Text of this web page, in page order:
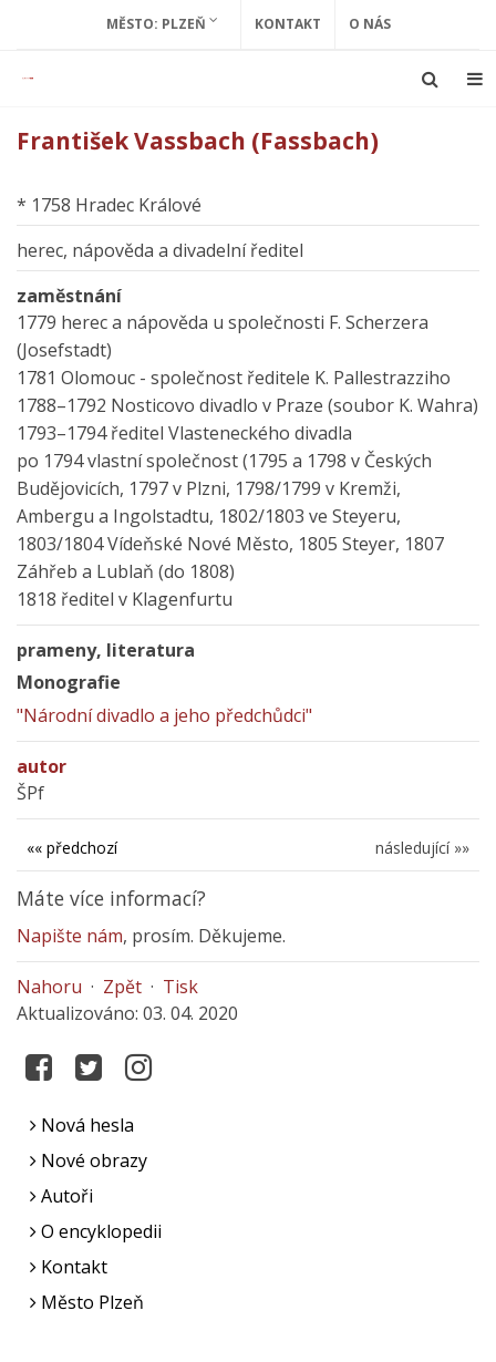
MĚSTO: PLZEŇ KONTAKT O NÁS
František Vassbach (Fassbach)
* 1758 Hradec Králové
herec, nápověda a divadelní ředitel
zaměstnání
1779 herec a nápověda u společnosti F. Scherzera
(Josefstadt)
1781 Olomouc - společnost ředitele K. Pallestrazziho
1788–1792 Nosticovo divadlo v Praze (soubor K. Wahra)
1793–1794 ředitel Vlasteneckého divadla
po 1794 vlastní společnost (1795 a 1798 v Českých
Budějovicích, 1797 v Plzni, 1798/1799 v Kremži,
Ambergu a Ingolstadtu, 1802/1803 ve Steyeru,
1803/1804 Vídeňské Nové Město, 1805 Steyer, 1807
Záhřeb a Lublaň (do 1808)
1818 ředitel v Klagenfurtu
prameny, literatura
Monografie
"Národní divadlo a jeho předchůdci"
autor
ŠPf
následující »»
«« předchozí
Máte více informací?
Napište nám, prosím. Děkujeme.
Nahoru · Zpět · Tisk
Aktualizováno: 03. 04. 2020
Nová hesla
Nové obrazy
Autoři
O encyklopedii
Kontakt
Město Plzeň